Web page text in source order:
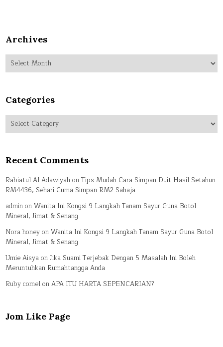
Archives
Archives
Categories
Categories
Recent Comments
Rabiatul Al-AdawiyahonTips Mudah Cara Simpan Duit Hasil Setahun
RM4436, Sehari Cuma Simpan RM2 Sahaja
adminonWanita Ini Kongsi 9 Langkah Tanam Sayur Guna Botol
Mineral, Jimat & Senang
Nora honeyonWanita Ini Kongsi 9 Langkah Tanam Sayur Guna Botol
Mineral, Jimat & Senang
Umie AisyaonJika Suami Terjebak Dengan 5 Masalah Ini Boleh
Meruntuhkan Rumahtangga Anda
Ruby comelonAPA ITU HARTA SEPENCARIAN?
Jom Like Page